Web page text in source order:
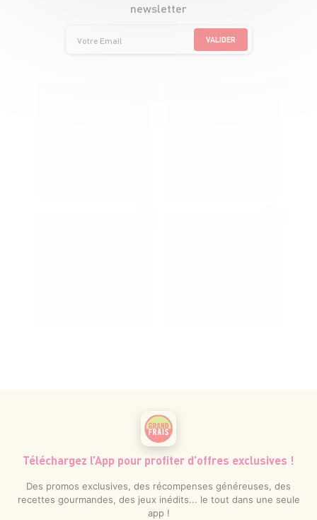
newsletter
VALIDER
Téléchargez l’App pour profiter d’offres exclusives !
Des promos exclusives, des récompenses généreuses, des
recettes gourmandes, des jeux inédits... le tout dans une seule
app !